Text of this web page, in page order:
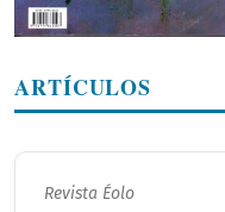
ARTÍCULOS
Revista Éolo